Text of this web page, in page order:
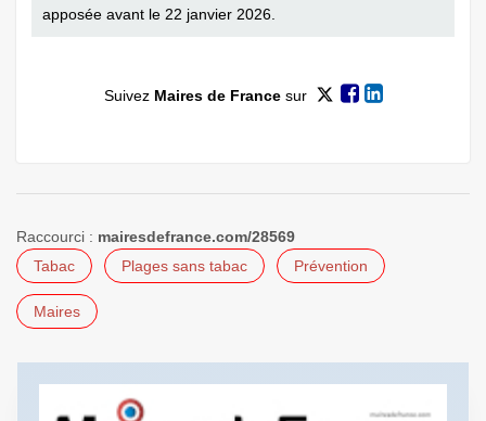
apposée avant le 22 janvier 2026.
Suivez Maires de Francesur
Raccourci : mairesdefrance.com/28569
Tabac
Plages sans tabac Prévention
Maires